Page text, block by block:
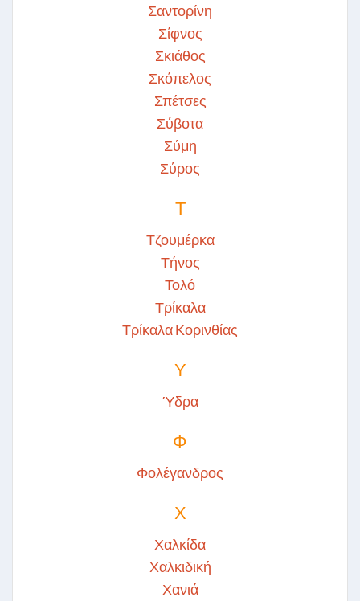
Σαντορίνη
Σίφνος
Σκιάθος
Σκόπελος
Σπέτσες
Σύβοτα
Σύμη
Σύρος
Τ
Τζουμέρκα
Τήνος
Τολό
Τρίκαλα
Τρίκαλα Κορινθίας
Υ
Ύδρα
Φ
Φολέγανδρος
Χ
Χαλκίδα
Χαλκιδική
Χανιά